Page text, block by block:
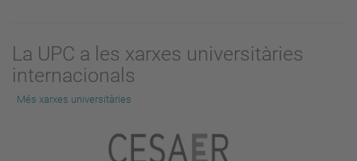
imatge
La UPC a les xarxes universitàries
internacionals
Més xarxes universitàries